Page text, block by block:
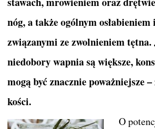
nóg, a także ogólnym osłabieniem
związanymi ze zwolnieniem
niedobory wapnia są większe,
mogą być znacznie poważniejsze –
kości.
O